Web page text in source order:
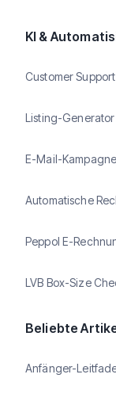
KI &
Customer Support
Listing-Generator
E-Mail-
Automatische
Peppol E-
LVB Box-Size
Beliebte
Anfänger-